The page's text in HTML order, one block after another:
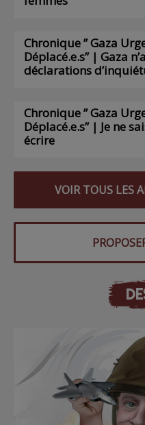
Chronique ” Gaza
Déplacé.e.s” | Gaza
déclarations
Chronique ” Gaza
Déplacé.e.s” | Je ne
écrire
VOIR TOUS LES